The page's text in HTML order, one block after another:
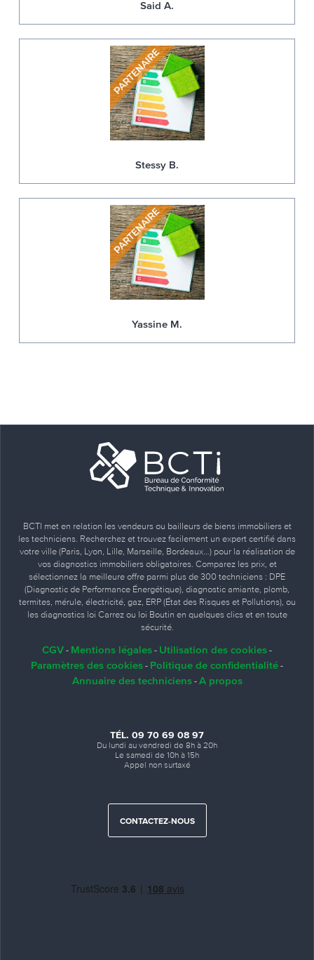
Said A.
Stessy B.
Yassine M.
BCTI met en relation les vendeurs ou bailleurs de biens immobiliers et
les techniciens. Recherchez et trouvez facilement un expert certifié dans
votre ville (Paris, Lyon, Lille, Marseille, Bordeaux…) pour la réalisation de
vos diagnostics immobiliers obligatoires. Comparez les prix, et
sélectionnez la meilleure offre parmi plus de 300 techniciens : DPE
(Diagnostic de Performance Énergétique), diagnostic amiante, plomb,
termites, mérule, électricité, gaz, ERP (État des Risques et Pollutions), ou
les diagnostics loi Carrez ou loi Boutin en quelques clics et en toute
sécurité.
CGV - Mentions légales - Utilisation des cookies -
Paramètres des cookies - Politique de confidentialité -
Annuaire des techniciens- A propos
TÉL. 09 70 69 08 97
Du lundi au vendredi de 8h à 20h
Le samedi de 10h à 15h
Appel non surtaxé
CONTACTEZ-NOUS